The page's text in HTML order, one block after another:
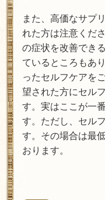
また、高価なサプ
れた方は注意くだ
の症状を改善でき
ているところもあ
ったセルフケアを
望された方にセル
す。実はここが一
す。ただし、セル
す。その場合は最
おります。